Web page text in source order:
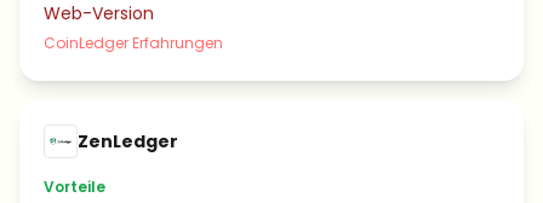
Web-Version
CoinLedger Erfahrungen
ZenLedger
Vorteile